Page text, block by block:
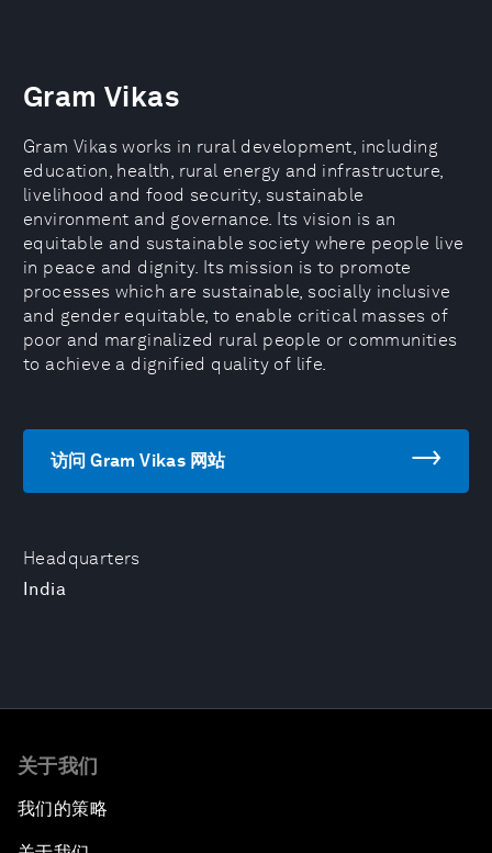
Headquarters
India
Gram Vikas
Gram Vikas works in rural development, including
education, health, rural energy and infrastructure,
livelihood and food security, sustainable
environment and governance. Its vision is an
equitable and sustainable society where people live
in peace and dignity. Its mission is to promote
processes which are sustainable, socially inclusive
and gender equitable, to enable critical masses of
poor and marginalized rural people or communities
to achieve a dignified quality of life.
访问 Gram Vikas 网站
关于我们
我们的策略